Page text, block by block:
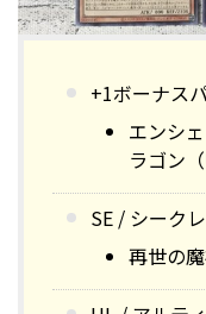
+1ボーナス
エンシ
ラゴン（
SE / シーク
再世の